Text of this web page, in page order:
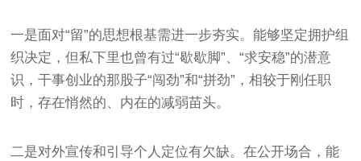
一是面对“留”的思想根基需进一步夯实。能够坚定拥护组
织决定，但私下里也曾有过“歇歇脚”、“求安稳”的潜意
识，干事创业的那股子“闯劲”和“拼劲”，相较于刚任职
时，存在悄然的、内在的减弱苗头。
二是对外宣传和引导个人定位有欠缺。在公开场合，能